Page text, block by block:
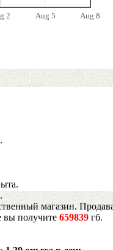
2 Aug 5 Aug 8
магазин.
вы получите 659839 гб.